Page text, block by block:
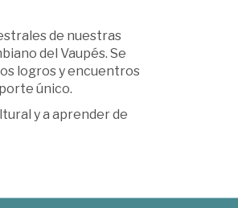
de nuestras
del Vaupés. Se
logros y encuentros
único.
y a aprender de